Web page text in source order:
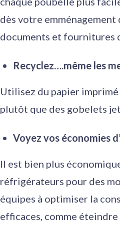
dès votre
documents et fournitures
Recyclez….même les
Utilisez du papier
plutôt que des gobelets
Voyez vos économies
Il est bien plus
réfrigérateurs pour des
équipes à optimiser la
efficaces, comme